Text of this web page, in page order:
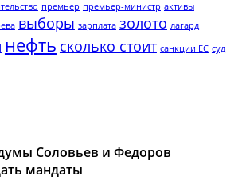
премьер премьер-министр активы
выборы зарплата золото лагард
нефть сколько стоит санкции ЕС суд
Соловьев и Федоров
мандаты